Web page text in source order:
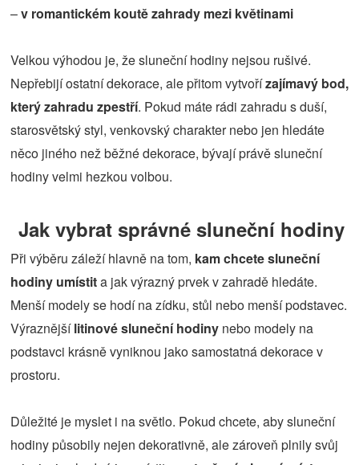
–v romantickém koutě zahrady mezi květinami
Velkou výhodou je, že sluneční hodiny nejsou rušivé.
Nepřebijí ostatní dekorace, ale přitom vytvořízajímavý bod,
který zahradu zpestří. Pokud máte rádi zahradu s duší,
starosvětský styl, venkovský charakter nebo jen hledáte
něco jiného než běžné dekorace, bývají právě sluneční
hodiny velmi hezkou volbou.
Jak vybrat správné sluneční hodiny
Při výběru záleží hlavně na tom, kam chcete sluneční
hodiny umístita jak výrazný prvek v zahradě hledáte.
Menší modely se hodí na zídku, stůl nebo menší podstavec.
Výraznějšílitinové sluneční hodiny nebo modely na
podstavci krásně vyniknou jako samostatná dekorace v
prostoru.
Důležité je myslet i na světlo. Pokud chcete, aby sluneční
hodiny působily nejen dekorativně, ale zároveň plnily svůj